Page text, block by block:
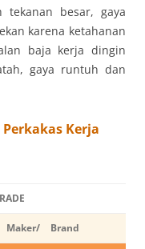
besar, gaya
karena ketahanan
baja kerja dingin
gaya runtuh dan
Kerja
Maker/ Brand